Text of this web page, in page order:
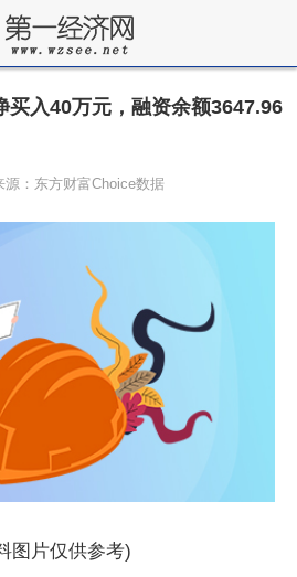
买入40万元，融资余额3647.96
源：东方财富Choice数据
图片仅供参考)